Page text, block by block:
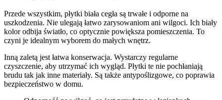
Przede wszystkim, płytki biała cegła są trwałe i odporne na
uszkodzenia. Nie ulegają łatwo zarysowaniom ani wilgoci. Ich biały
kolor odbija światło, co optycznie powiększa pomieszczenia. To
czyni je idealnym wyborem do małych wnętrz.
Inną zaletą jest łatwa konserwacja. Wystarczy regularne
czyszczenie, aby utrzymać ich wygląd. Płytki te nie pochłaniają
brudu tak jak inne materiały. Są także antypoślizgowe, co poprawia
bezpieczeństwo w domu.